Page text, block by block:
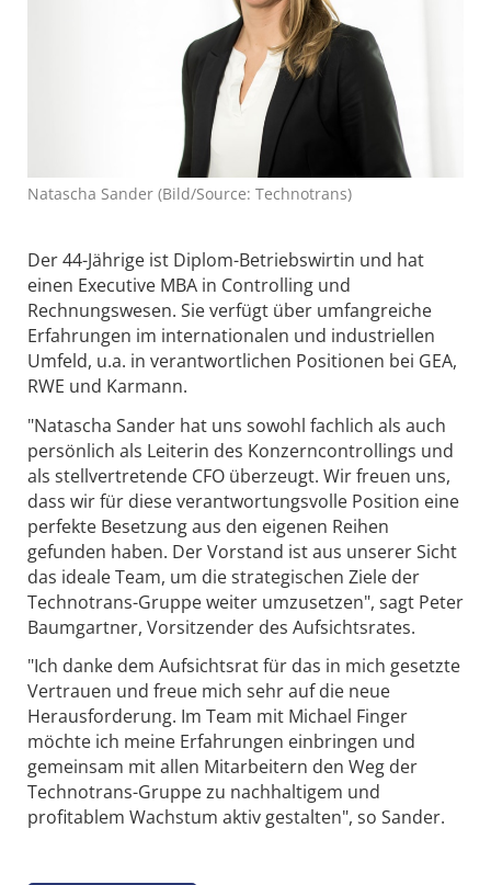
Natascha Sander (Bild/Source: Technotrans)
Der 44-Jährige ist Diplom-Betriebswirtin und hat
einen Executive MBA in Controlling und
Rechnungswesen. Sie verfügt über umfangreiche
Erfahrungen im internationalen und industriellen
Umfeld, u.a. in verantwortlichen Positionen bei GEA,
RWE und Karmann.
"Natascha Sander hat uns sowohl fachlich als auch
persönlich als Leiterin des Konzerncontrollings und
als stellvertretende CFO überzeugt. Wir freuen uns,
dass wir für diese verantwortungsvolle Position eine
perfekte Besetzung aus den eigenen Reihen
gefunden haben. Der Vorstand ist aus unserer Sicht
das ideale Team, um die strategischen Ziele der
Technotrans-Gruppe weiter umzusetzen", sagt Peter
Baumgartner, Vorsitzender des Aufsichtsrates.
"Ich danke dem Aufsichtsrat für das in mich gesetzte
Vertrauen und freue mich sehr auf die neue
Herausforderung. Im Team mit Michael Finger
möchte ich meine Erfahrungen einbringen und
gemeinsam mit allen Mitarbeitern den Weg der
Technotrans-Gruppe zu nachhaltigem und
profitablem Wachstum aktiv gestalten", so Sander.